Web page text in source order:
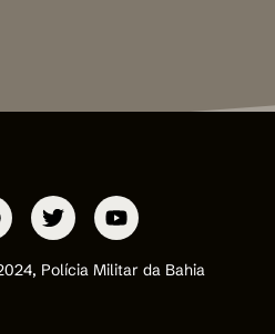
Polícia Militar da Bahia